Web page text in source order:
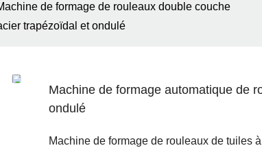
de formage de rouleaux double couche
trapézoïdal et ondulé
Machine de formage automatique de
ondulé
Machine de formage de rouleaux de tuiles